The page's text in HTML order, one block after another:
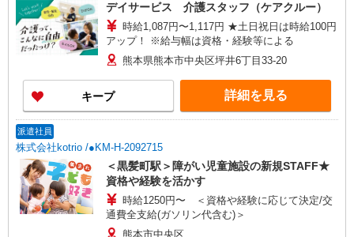
デイサービス 介護スタッフ（ケアクルー）
時給1,087円〜1,117円 ★土日祝日は時給100円
アップ！ ※給与幅は資格・経験等による
熊本県熊本市中央区坪井6丁目33-20
キープ 詳細を見る
派遣社員
株式会社kotrio /●KM-H-2092715
＜黒髪町駅＞障がい児童施設の新規STAFF★
資格や経験を活かす
時給1250円〜 ＜資格や経験に応じて決定/交
通費全支給(ガソリン代含む)＞
熊本市中央区